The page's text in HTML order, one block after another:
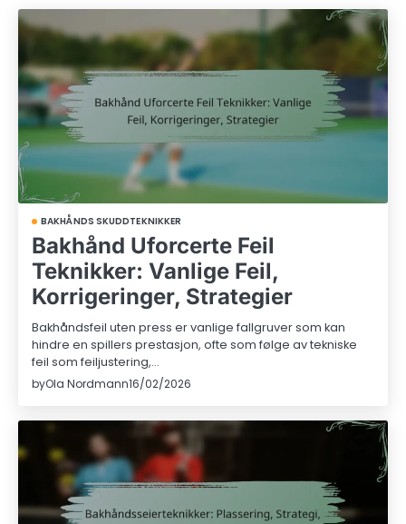
BAKHÅNDS SKUDDTEKNIKKER
Bakhånd Uforcerte Feil
Teknikker: Vanlige Feil,
Korrigeringer, Strategier
Bakhåndsfeil uten press er vanlige fallgruver som kan
hindre en spillers prestasjon, ofte som følge av tekniske
feil som feiljustering,…
byOla Nordmann16/02/2026